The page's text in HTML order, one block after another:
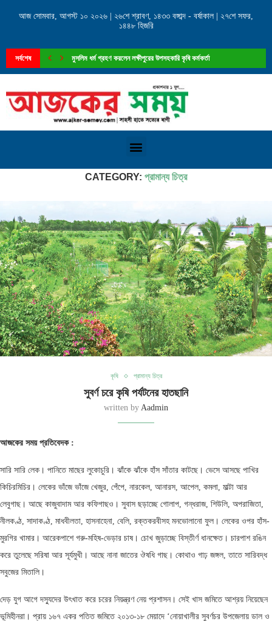
আজ সোমবার, আগস্ট ১০ ২০২৬ | ২৬শে শ্রাবণ, ১৪৩৩ বঙ্গাব্দ - বর্ষাকাল | ২৭শে সফর,
১৪৪৮ হিজরি
সর্বশেষ কোম্পানীগঞ্জের রামপুরে ‘আইডিয়াল মেডিকেল সেন্টার’-এর শুভ উদ্বোধন
CATEGORY: প্রামান্য চিত্র
কৃষি প্রামান্য চিত্র
সুবর্ণ চরে কৃষি পর্যটনের হাতছানি
written by Aadmin
আজকের সময় প্রতিবেদক :
সারি সারি লেক। পানিতে মাছের লুকোচুরি। ঝাঁকে ঝাঁকে হাঁস সাঁতার কাটছে। ভেসে আসছে পাখির
কিচিরমিচির। লেকের ভাঁজে ভাঁজে খেজুর, পেঁপে, নারকেল, আনারস, আপেল, কমলা, মাল্টা আর
লেবুগাছ। আছে কাজুবাদাম আর কফিগাছও। সুবাস ছড়াচ্ছে গোলাপ, গন্ধরাজ, শিউলি, অপরাজিতা,
নীলকণ্ঠ, সাদাকণ্ঠ, মাধবীলতা, হাসনাহেনা, বেলি, রক্তকরবীসহ মনভোলানো ফুল। লেকের ওপর হাঁস-
মুরগির খামার। আরেকপাশে গরু-মহিষ-ভেড়ার চাষ। চোখ জুড়াচ্ছে বিস্তীর্ণ ধানক্ষেত। চারপাশ রঙিন
করে তুলেছে সরিষা আর সূর্যমুখী। আছে নানা জাতের ঔষধি গাছ। কোথাও গাঢ় জঙ্গল, তাতে সারিবদ্ধ
সবুজের মিতালি।
দেড় যুগ আগে দস্যুদের উৎখাত করে চরের নিয়ন্ত্রণ নেয় প্রশাসন। সেই খাস জমিতে আশ্রয় নিয়েছেন
ভূমিহীনরা। প্রায় ১৬৭ একর পতিত জমিতে ২০১৩-১৮ মেয়াদে ‘নোয়াখালীর সুবর্ণচর উপজেলায় ডাল ও